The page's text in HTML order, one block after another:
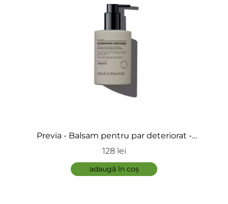
Previa - Balsam pentru par deteriorat -
Regenerating Conditioner
128 lei
adaugă în coș